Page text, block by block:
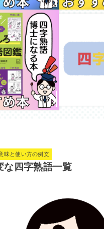
味と使い方の例文
な四字熟語一覧